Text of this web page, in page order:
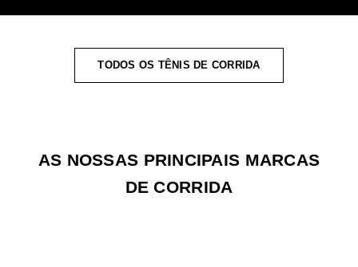
TODOS OS TÊNIS DE CORRIDA
AS NOSSAS PRINCIPAIS MARCAS
DE CORRIDA
apenas a correr